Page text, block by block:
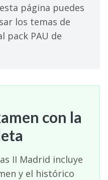
página puedes
los temas de
pack PAU de
con la
II Madrid incluye
y el histórico